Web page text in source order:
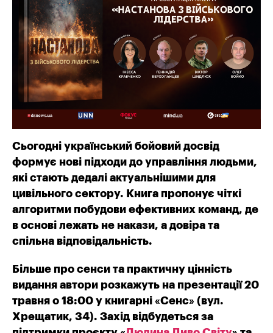
Сьогодні український бойовий досвід
формує нові підходи до управління людьми,
які стають дедалі актуальнішими для
цивільного сектору. Книга пропонує чіткі
алгоритми побудови ефективних команд, де
в основі лежать не накази, а довіра та
спільна відповідальність.
Більше про сенси та практичну цінність
видання автори розкажуть на презентації 20
травня о 18:00 у книгарні «Сенс» (вул.
Хрещатик, 34). Захід відбудеться за